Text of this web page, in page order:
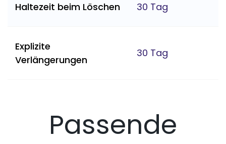
Haltezeit beim Löschen 30 Tag
Explizite
Verlängerungen
30 Tag
Passende